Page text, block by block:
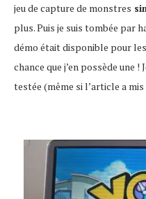
jeu de capture de monstres
plus. Puis je suis tombée par
démo était disponible pour
chance que j’en possède une
testée (même si l’article a